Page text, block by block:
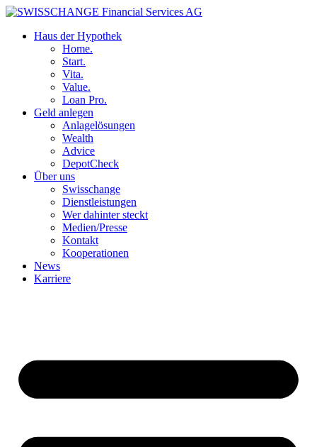
Haus der Hypothek
Home.
Start.
Vita.
Value.
Loan Pro.
Geld anlegen
Anlagelösungen
Wealth
Advice
DepotCheck
Über uns
Swisschange
Dienstleistungen
Wer dahinter steckt
Medien/Presse
Kontakt
Kooperationen
News
Karriere